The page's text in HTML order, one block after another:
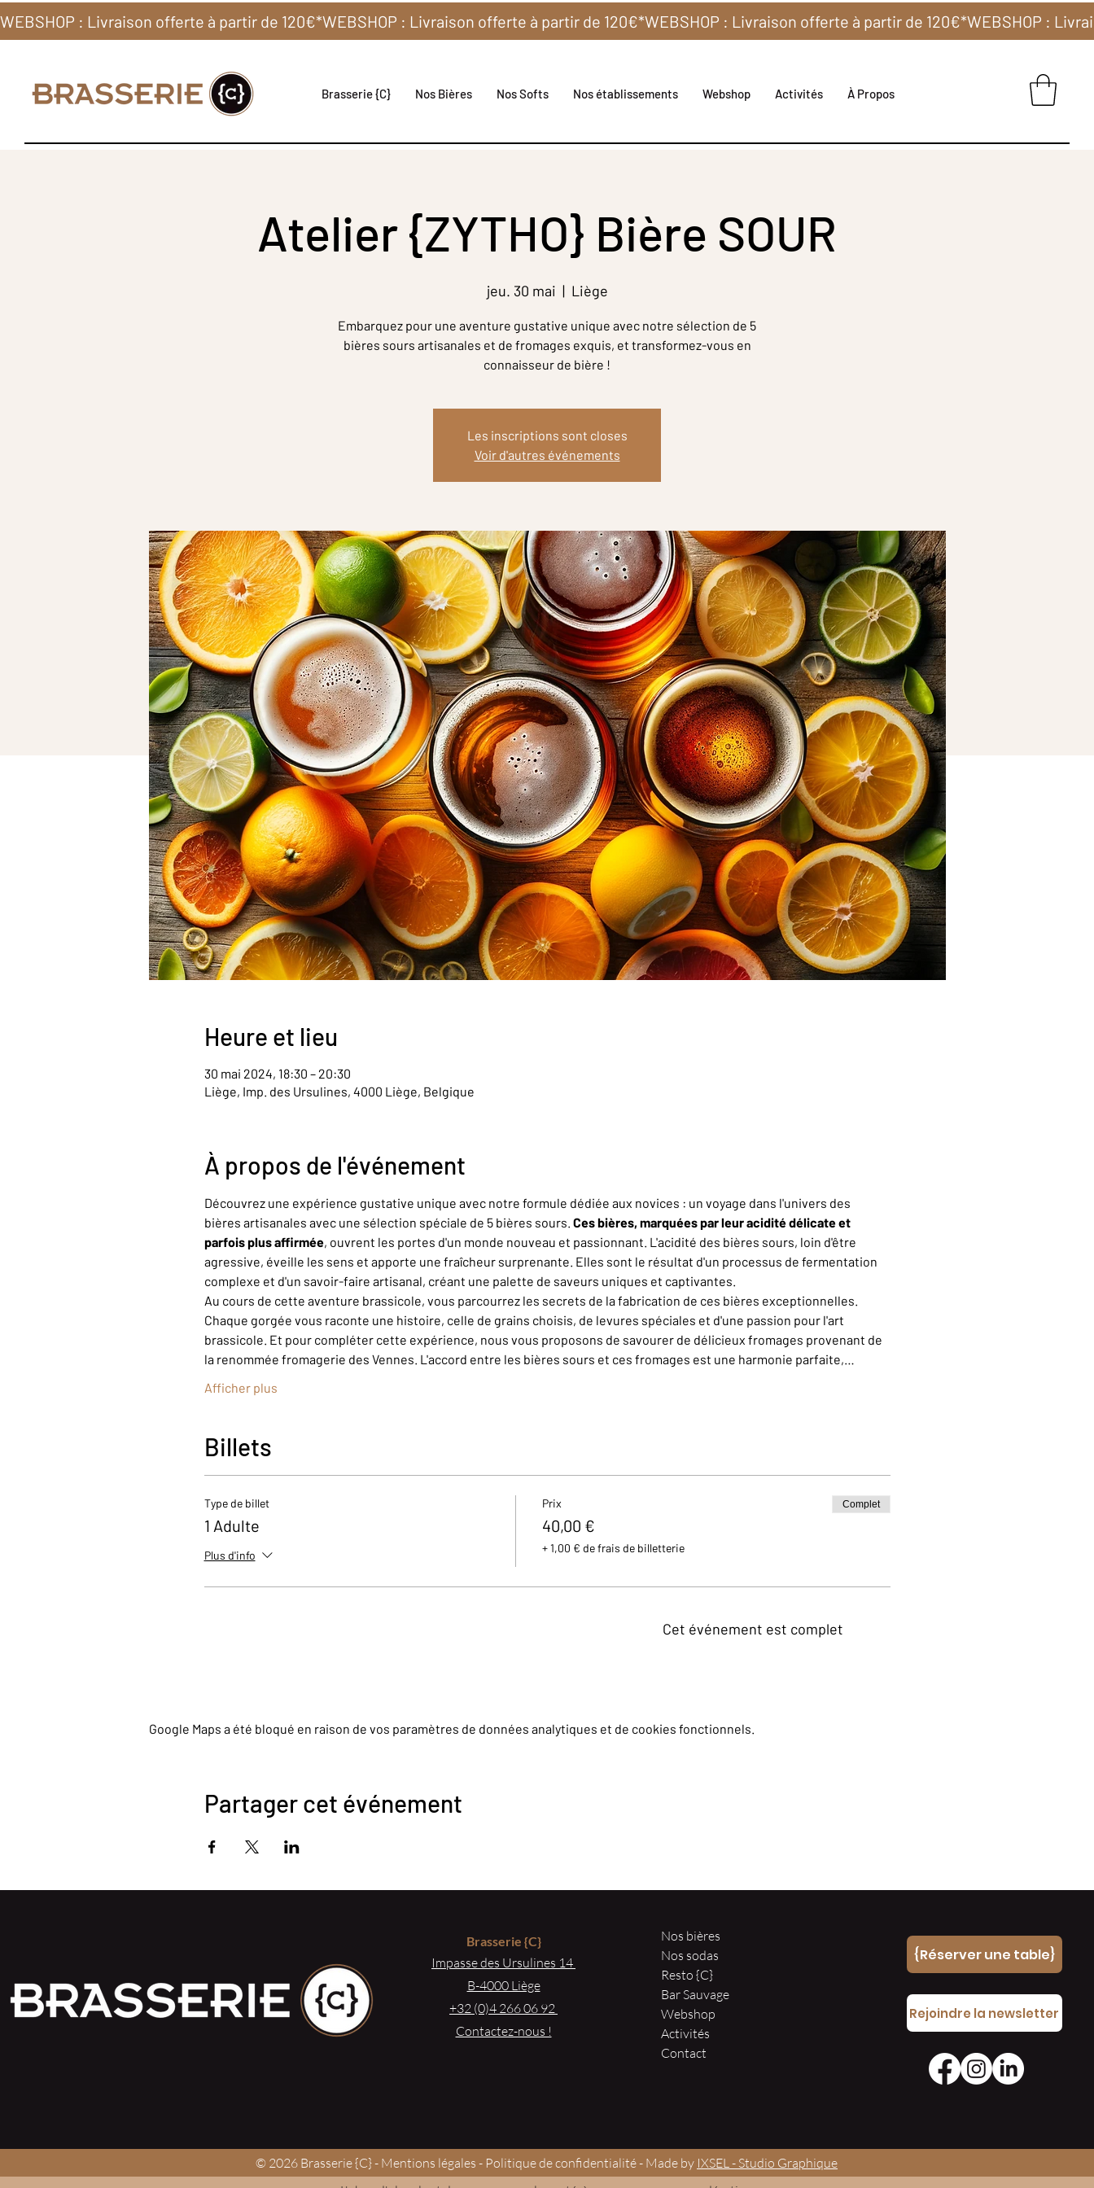
WEBSHOP : Livraison offerte à partir de 120€*
Brasserie {C} Nos Bières Nos Softs Nos établissements Webshop Activités À Propos
Atelier {ZYTHO} Bière SOUR
jeu. 30 mai
  |
Liège
Embarquez pour une aventure gustative unique avec notre sélection de 5
bières sours artisanales et de fromages exquis, et transformez-vous en
connaisseur de bière !
Les inscriptions sont closes
Voir d'autres événements
Heure et lieu
30 mai 2024, 18:30 – 20:30
Liège, Imp. des Ursulines, 4000 Liège, Belgique
À propos de l'événement
Découvrez une expérience gustative unique avec notre formule dédiée aux novices : un voyage dans l'univers des
bières artisanales avec une sélection spéciale de 5 bières sours. Ces bières, marquées par leur acidité délicate et
parfois plus affirmée, ouvrent les portes d'un monde nouveau et passionnant. L'acidité des bières sours, loin d'être
agressive, éveille les sens et apporte une fraîcheur surprenante. Elles sont le résultat d'un processus de fermentation
complexe et d'un savoir-faire artisanal, créant une palette de saveurs uniques et captivantes.
Au cours de cette aventure brassicole, vous parcourrez les secrets de la fabrication de ces bières exceptionnelles.
Chaque gorgée vous raconte une histoire, celle de grains choisis, de levures spéciales et d'une passion pour l'art
brassicole. Et pour compléter cette expérience, nous vous proposons de savourer de délicieux fromages provenant de
la renommée fromagerie des Vennes. L'accord entre les bières sours et ces fromages est une harmonie parfaite,…
Afficher plus
Billets
Type de billet
1 Adulte
Plus d'info
Prix
40,00 €
+ 1,00 € de frais de billetterie
Complet
Cet événement est complet
Google Maps a été bloqué en raison de vos paramètres de données analytiques et de cookies fonctionnels.
Partager cet événement
Brasserie{C}
Impasse des Ursulines 14
B-4000 Liège
+32 (0)4 266 06 92
Contactez-nous !
Nos bières
Nos sodas
Resto {C}
Bar Sauvage
Webshop
Activités
Contact
{Réserver une table}
Rejoindre la newsletter
© 2026 Brasserie {C} - Mentions légales - Politique de confidentialité- Made by IXSEL - Studio Graphique